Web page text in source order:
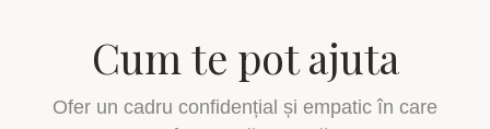
Cum te pot ajuta
Ofer un cadru confidențial și empatic în care